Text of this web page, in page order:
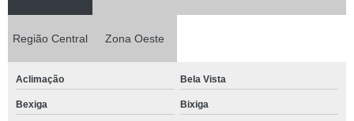
Região Central Zona Oeste
Aclimação Bela Vista
Bexiga Bixiga